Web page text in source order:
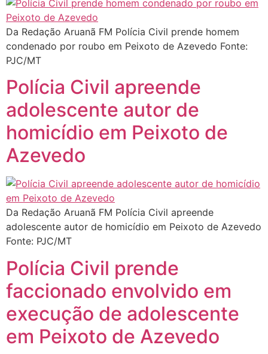
Da Redação Aruanã FM Polícia Civil prende homem
condenado por roubo em Peixoto de Azevedo Fonte:
PJC/MT
Polícia Civil apreende
adolescente autor de
homicídio em Peixoto de
Azevedo
Da Redação Aruanã FM Polícia Civil apreende
adolescente autor de homicídio em Peixoto de Azevedo
Fonte: PJC/MT
Polícia Civil prende
faccionado envolvido em
execução de adolescente
em Peixoto de Azevedo